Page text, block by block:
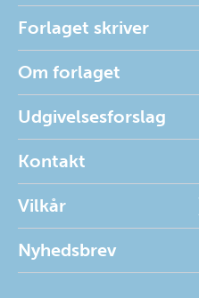
Forlaget skriver
Om forlaget
Udgivelsesforslag
Kontakt
Vilkår
Nyhedsbrev